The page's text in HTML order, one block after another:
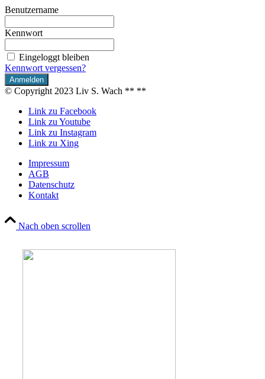
Benutzername
Kennwort
Eingeloggt bleiben
Kennwort vergessen?
© Copyright 2023 Liv S. Wach ** **
Link zu Facebook
Link zu Youtube
Link zu Instagram
Link zu Xing
Impressum
AGB
Datenschutz
Kontakt
Nach oben scrollen